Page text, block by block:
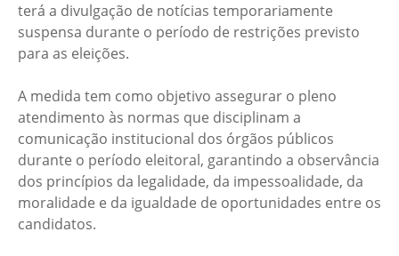
terá a divulgação de notícias temporariamente
suspensa durante o período de restrições previsto
para as eleições.
A medida tem como objetivo assegurar o pleno
atendimento às normas que disciplinam a
comunicação institucional dos órgãos públicos
durante o período eleitoral, garantindo a observância
dos princípios da legalidade, da impessoalidade, da
moralidade e da igualdade de oportunidades entre os
candidatos.